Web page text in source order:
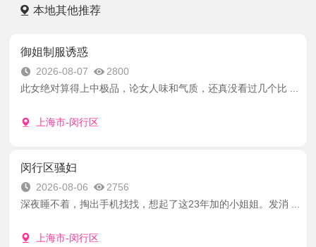
本地其他推荐
御姐制服诱惑
2026-08-07
2800
此女绝对算得上中极品，论女人味和气质，还真没看过几个比 ...
上海市-闵行区
闵行区骚妇
2026-08-06
2756
深夜睡不着，掏出手机找找，想起了这23年加的小姐姐。发消 ...
上海市-闵行区